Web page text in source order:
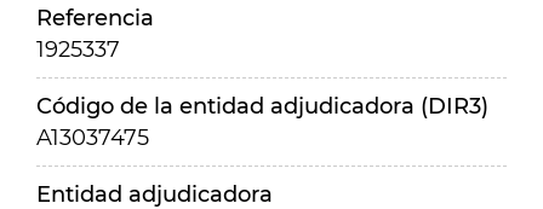
Referencia
1925337
Código de la entidad adjudicadora (DIR3)
A13037475
Entidad adjudicadora